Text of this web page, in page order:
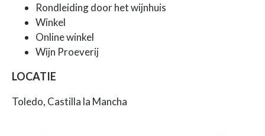
Rondleiding door het wijnhuis
Winkel
Online winkel
Wijn Proeverij
LOCATIE
Toledo, Castilla la Mancha